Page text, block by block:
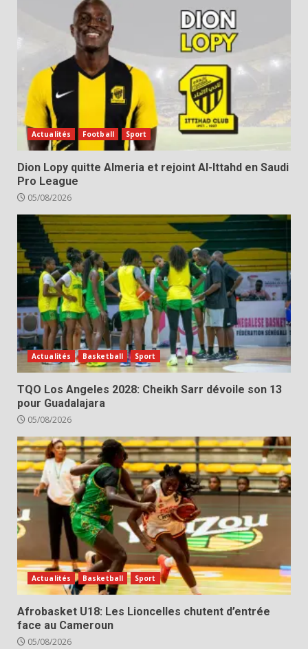
Actualités Football Sport
Dion Lopy quitte Almeria et rejoint Al-Ittahd en Saudi
Pro League
05/08/2026
Actualités Basketball Sport
TQO Los Angeles 2028: Cheikh Sarr dévoile son 13
pour Guadalajara
05/08/2026
Actualités Basketball Sport
Afrobasket U18: Les Lioncelles chutent d’entrée
face au Cameroun
05/08/2026